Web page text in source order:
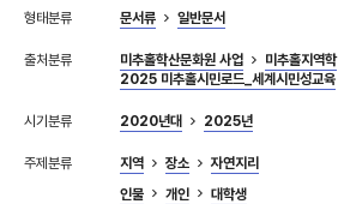
형태분류 문서류 일반문서
출처분류 미추홀학산문화원 사업 미추홀지역학
2025 미추홀시민로드_세계시민성교육
시기분류 2020년대 2025년
주제분류 지역 장소
자연지리
인물
개인 대학생